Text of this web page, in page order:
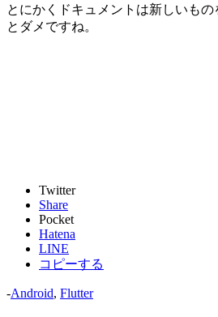
とにかくドキュメントは新しいも
とダメですね。
Twitter
Share
Pocket
Hatena
LINE
コピーする
-Android, Flutter